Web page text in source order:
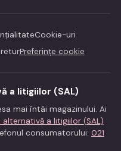
Cookie-uri
Preferințe cookie
a litigiilor (SAL)
mai întâi magazinului. Ai
a litigiilor (SAL)
consumatorului: 021